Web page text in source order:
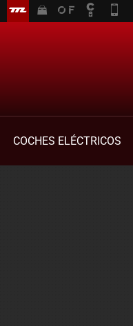
COCHES ELÉCTRICOS